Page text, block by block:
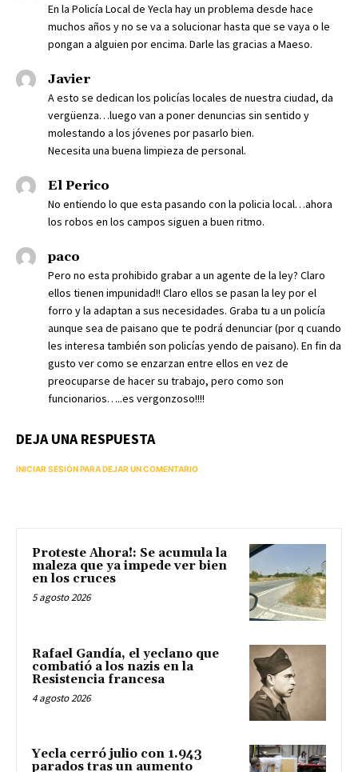
En la Policía Local de Yecla hay un problema desde hace
muchos años y no se va a solucionar hasta que se vaya o le
pongan a alguien por encima. Darle las gracias a Maeso.
Javier
A esto se dedican los policías locales de nuestra ciudad, da
vergüenza…luego van a poner denuncias sin sentido y
molestando a los jóvenes por pasarlo bien.
Necesita una buena limpieza de personal.
El Perico
No entiendo lo que esta pasando con la policia local…ahora
los robos en los campos siguen a buen ritmo.
paco
Pero no esta prohibido grabar a un agente de la ley? Claro
ellos tienen impunidad!! Claro ellos se pasan la ley por el
forro y la adaptan a sus necesidades. Graba tu a un policía
aunque sea de paisano que te podrá denunciar (por q cuando
les interesa también son policías yendo de paisano). En fin da
gusto ver como se enzarzan entre ellos en vez de
preocuparse de hacer su trabajo, pero como son
funcionarios…..es vergonzoso!!!!
DEJA UNA RESPUESTA
INICIAR SESIÓN PARA DEJAR UN COMENTARIO
Proteste Ahora!: Se acumula la
maleza que ya impede ver bien
en los cruces
5 agosto 2026
Rafael Gandía, el yeclano que
combatió a los nazis en la
Resistencia francesa
4 agosto 2026
Yecla cerró julio con 1.943
parados tras un aumento